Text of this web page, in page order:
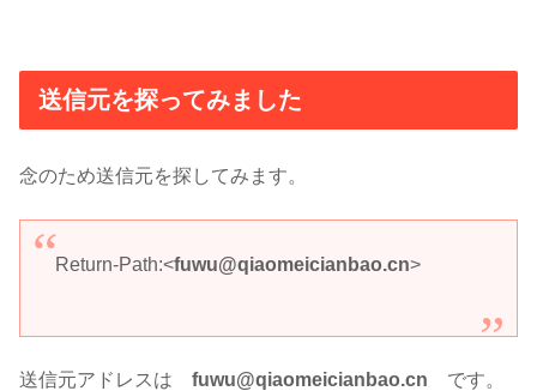
送信元を探ってみました
念のため送信元を探してみます。
Return-Path:<fuwu@qiaomeicianbao.cn>
送信元アドレスは fuwu@qiaomeicianbao.cn です。